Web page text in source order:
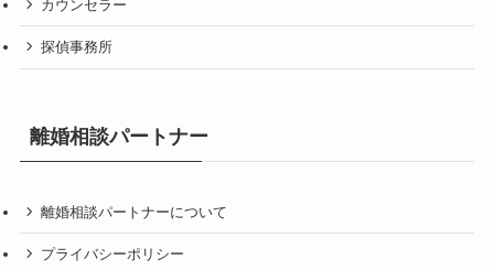
カウンセラー
探偵事務所
離婚相談パートナー
離婚相談パートナーについて
プライバシーポリシー